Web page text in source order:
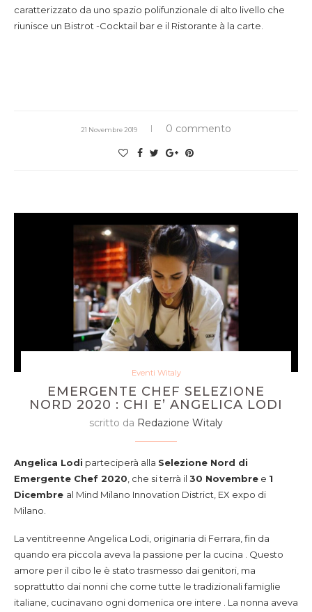
caratterizzato da uno spazio polifunzionale di alto livello che
riunisce un Bistrot -Cocktail bar e il Ristorante à la carte.
21 Novembre 2019 0 commento
Eventi Witaly
EMERGENTE CHEF SELEZIONE
NORD 2020 : CHI E’ ANGELICA LODI
scritto da Redazione Witaly
Angelica Lodi parteciperà alla Selezione Nord di
Emergente Chef 2020, che si terrà il 30 Novembre e 1
Dicembre al Mind Milano Innovation District, EX expo di
Milano.
La ventitreenne Angelica Lodi, originaria di Ferrara, fin da
quando era piccola aveva la passione per la cucina . Questo
amore per il cibo le è stato trasmesso dai genitori, ma
soprattutto dai nonni che come tutte le tradizionali famiglie
italiane, cucinavano ogni domenica ore intere . La nonna aveva